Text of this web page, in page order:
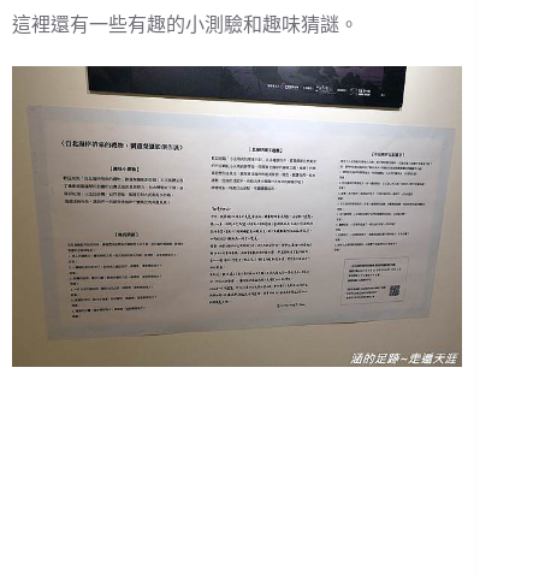
這裡還有一些有趣的小測驗和趣味猜謎。